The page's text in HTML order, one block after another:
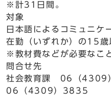
※計31日間。
対象
日本語によるコミュニケ
在勤（いずれか）の15歳
※教材費などが必要なこ
問合せ先
社会教育課 06（4309
06（4309）3835